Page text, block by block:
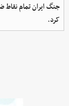
جنگ ایران تمام نقاط
کرد.